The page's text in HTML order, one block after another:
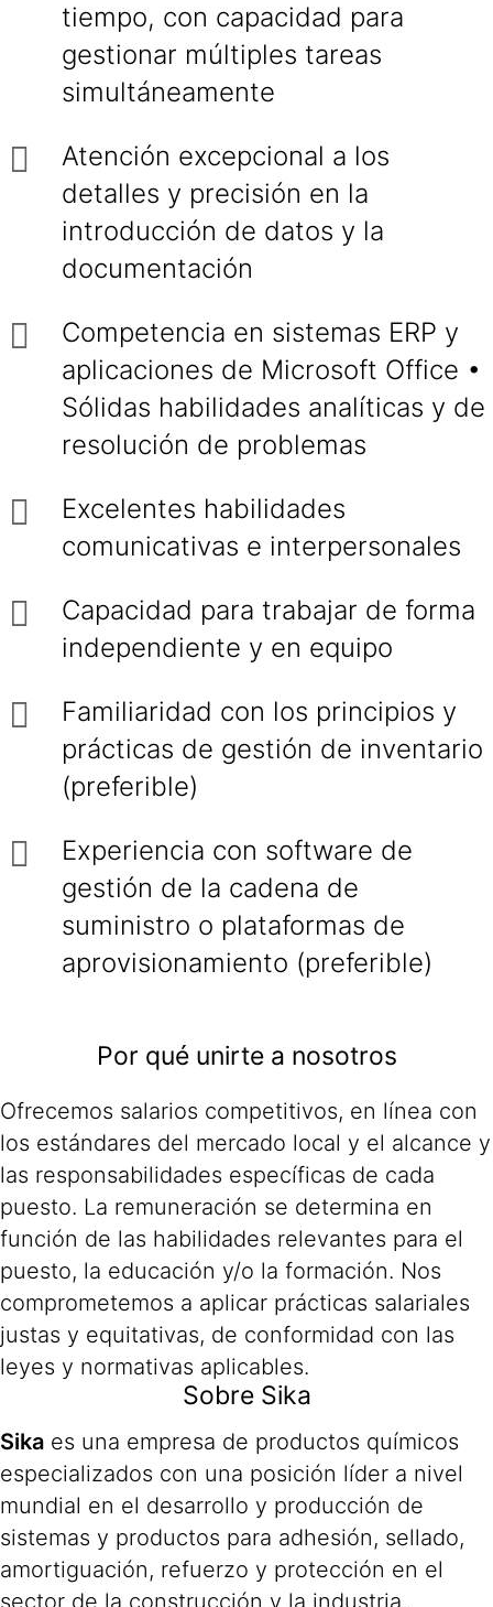
tiempo, con capacidad para
gestionar múltiples tareas
simultáneamente
Atención excepcional a los
detalles y precisión en la
introducción de datos y la
documentación
Competencia en sistemas ERP y
aplicaciones de Microsoft Office •
Sólidas habilidades analíticas y de
resolución de problemas
Excelentes habilidades
comunicativas e interpersonales
Capacidad para trabajar de forma
independiente y en equipo
Familiaridad con los principios y
prácticas de gestión de inventario
(preferible)
Experiencia con software de
gestión de la cadena de
suministro o plataformas de
aprovisionamiento (preferible)
Por qué unirte a nosotros
Ofrecemos salarios competitivos, en línea con
los estándares del mercado local y el alcance y
las responsabilidades específicas de cada
puesto. La remuneración se determina en
función de las habilidades relevantes para el
puesto, la educación y/o la formación. Nos
comprometemos a aplicar prácticas salariales
justas y equitativas, de conformidad con las
leyes y normativas aplicables.
Sobre Sika
Sika es una empresa de productos químicos
especializados con una posición líder a nivel
mundial en el desarrollo y producción de
sistemas y productos para adhesión, sellado,
amortiguación, refuerzo y protección en el
sector de la construcción y la industria.